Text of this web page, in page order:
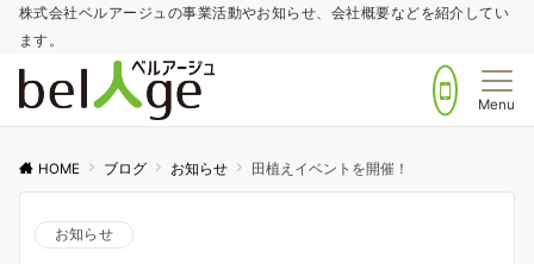
株式会社ベルアージュの事業活動やお知らせ、会社概要などを紹介してい
ます。
Menu
HOME ブログ お知らせ 田植えイベントを開催！
お知らせ